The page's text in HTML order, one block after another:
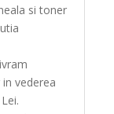
si toner
vederea